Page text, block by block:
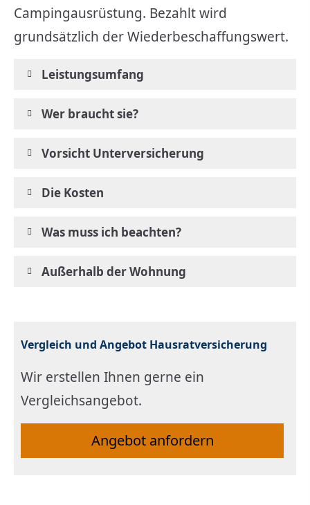
Campingausrüstung. Bezahlt wird
grundsätzlich der Wiederbeschaffungswert.
Leistungsumfang
Wer braucht sie?
Vorsicht Unterversicherung
Die Kosten
Was muss ich beachten?
Außerhalb der Wohnung
Vergleich und Angebot Haus­rat­ver­si­che­rung
Wir erstellen Ihnen gerne ein
Vergleichsangebot.
An­ge­bot an­for­dern